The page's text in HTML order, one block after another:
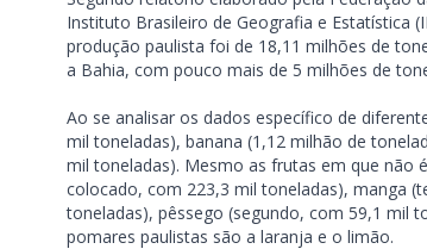
Instituto Brasileiro de Geografia e Estatística
produção paulista foi de 18,11 milhões de
a Bahia, com pouco mais de 5 milhões de
Ao se analisar os dados específico de
mil toneladas), banana (1,12 milhão de
mil toneladas). Mesmo as frutas em que não
colocado, com 223,3 mil toneladas), manga
toneladas), pêssego (segundo, com 59,1 mil
pomares paulistas são a laranja e o limão.